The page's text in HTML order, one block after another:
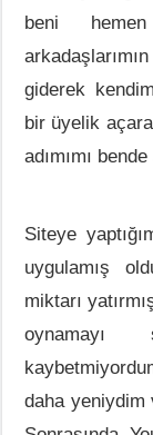
beni
giderek
bir üyelik
adımımı
Siteye
uygulamış
miktarı
oynamayı
daha yeniydim